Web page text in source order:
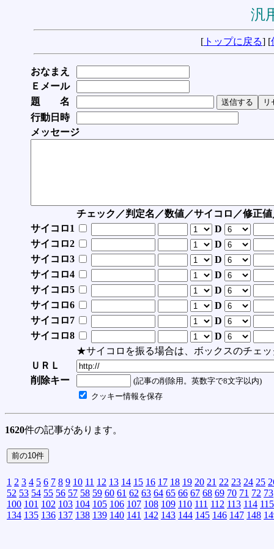
汎
[ トップに戻る] [
おなまえ
Ｅメール
題 名
行動日時
メッセージ
チェック／判定名／数値／サイコロ／修正
サイコロ1
D
サイコロ2
D
サイコロ3
D
サイコロ4
D
サイコロ5
D
サイコロ6
D
サイコロ7
D
サイコロ8
D
★サイコロを振る場合は、ボックスのチェッ
ＵＲＬ
削除キー
(記事の削除用。英数字で8文字以内)
クッキー情報を保存
1620件の記事があります。
1 2 3 4 5 6 7 8 9 10 11 12 13 14 15 16 17 18 19 20 21 22 23 24 25
52 53 54 55 56 57 58 59 60 61 62 63 64 65 66 67 68 69 70 71 72 73
100 101 102 103 104 105 106 107 108 109 110 111 112 113 114 115
134 135 136 137 138 139 140 141 142 143 144 145 146 147 148